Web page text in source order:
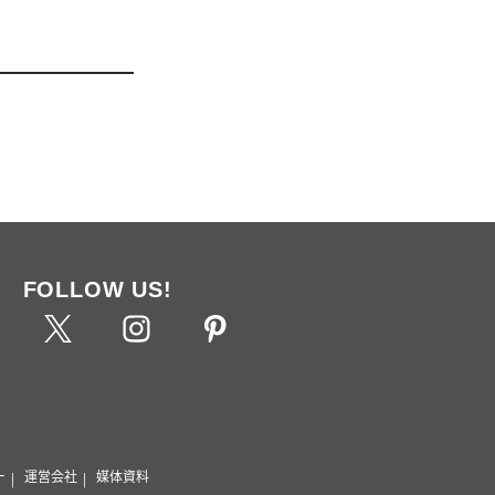
FOLLOW US!
運営会社 媒体資料